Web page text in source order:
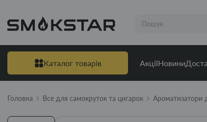
Каталог товарів АкціїНовини
Головна Все для самокруток та цигарок Ароматизатори